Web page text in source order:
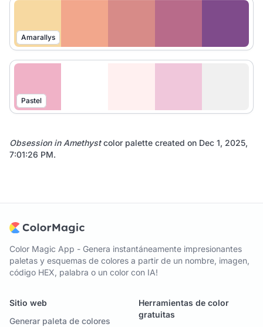
Amarallys
Pastel
Obsession in Amethystcolor palette created on Dec 1, 2025,
7:01:26 PM.
Color Magic App - Genera instantáneamente impresionantes
paletas y esquemas de colores a partir de un nombre, imagen,
código HEX, palabra o un color con IA!
Sitio web
Generar paleta de colores
Herramientas de color
gratuitas